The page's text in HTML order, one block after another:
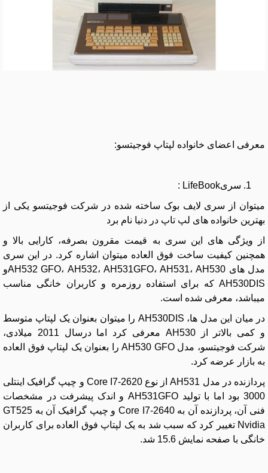
معرفی اعضای خانواده لپتاپ فوجیتسو:
سریLifeBook :
میتوان از سری لایف بوک ساخته شده در شرکت فوجیتسو یکی از
بهترین خانواده های لپ تاپ در دنیا نام برد
از ویژگی های این سری به قیمت مقرون بصرفه، کارایی بالا و
همچنین کیفیت ساخت فوق العاده میتوان اشاره کرد. در این سری
مدل های AH532 GFO، AH532، AH531GFO، AH531، AH530و
AH530DIS که برای استفاده روزمره و کاربران خانگی مناسب
میباشد، معرفی شده است.
در میان این مدل ها، AH530DIS را میتوان بعنوان یک لپتاپ متوسط
و کمی بالاتر از AH530 معرفی کرد اما درسال 2011 میلادی،
شرکت فوجیتسو، مدل AH530 GFO را بعنوان یک لپتاپ فوق العاده
به بازار عرضه کرد.
پردازنده در مدل AH531 از نوع Core I7-2620 و چیپ گرافیک اینتلی
3000 بود اما با تولید AH531GFO و اندک پیشرفت در مشخصات
فنی آن، پردازنده آن به Core I7-2640 و چیپ گرافیک آن به GT525
Nvidia تغییر کرد که سبب شد به یک لپتاپ فوق العاده برای کاربران
خانگی با صفحه نمایش 15.6 شد.